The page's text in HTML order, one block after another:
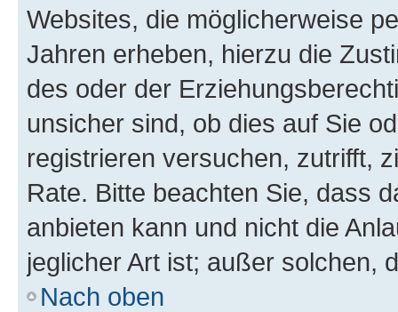
Websites, die möglicherweise
Jahren erheben, hierzu die
des oder der
unsicher sind, ob dies auf Sie
registrieren versuchen, zutrifft,
Rate. Bitte beachten Sie, dass
anbieten kann und nicht die
jeglicher Art ist; außer solchen,
Nach oben